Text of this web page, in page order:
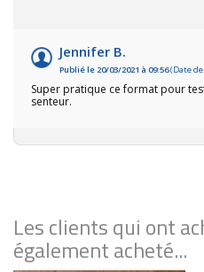
Jennifer B.
Publié le 20/03/2021 à 09:56(Date de
Super pratique ce format pour
senteur.
Les clients qui ont
également acheté...